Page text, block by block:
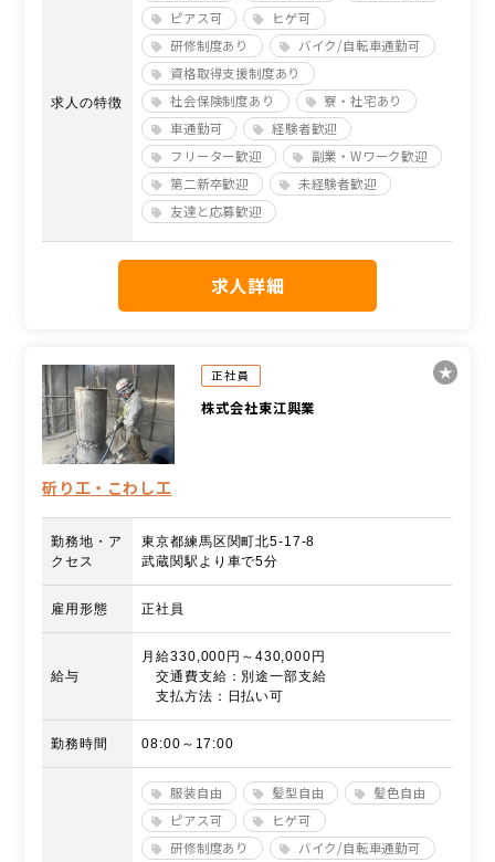
求人の特徴
ピアス可
ヒゲ可
研修制度あり
バイク/自転車通勤可
資格取得支援制度あり
社会保険制度あり
寮・社宅あり
車通勤可
経験者歓迎
フリーター歓迎
副業・Wワーク歓迎
第二新卒歓迎
未経験者歓迎
友達と応募歓迎
求人詳細
正社員
株式会社東江興業
斫り工・こわし工
勤務地・ア
クセス
東京都練馬区関町北5-17-8
武蔵関駅より車で5分
雇用形態 正社員
給与
月給330,000円～430,000円
交通費支給：別途一部支給
支払方法：日払い可
勤務時間 08:00～17:00
服装自由 髪型自由
髪色自由
ピアス可
ヒゲ可
研修制度あり
バイク/自転車通勤可